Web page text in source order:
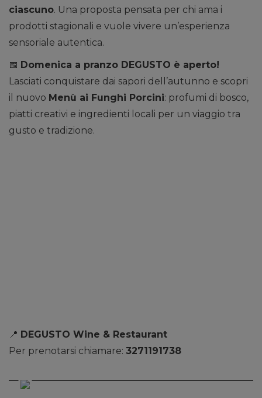
ciascuno. Una proposta pensata per chi ama i
prodotti stagionali e vuole vivere un’esperienza
sensoriale autentica.
📅 Domenica a pranzo DEGUSTO è aperto!
Lasciati conquistare dai sapori dell’autunno e scopri
il nuovo Menù ai Funghi Porcini: profumi di bosco,
piatti creativi e ingredienti locali per un viaggio tra
gusto e tradizione.
📍 DEGUSTO Wine & Restaurant
Per prenotarsi chiamare: 3271191738